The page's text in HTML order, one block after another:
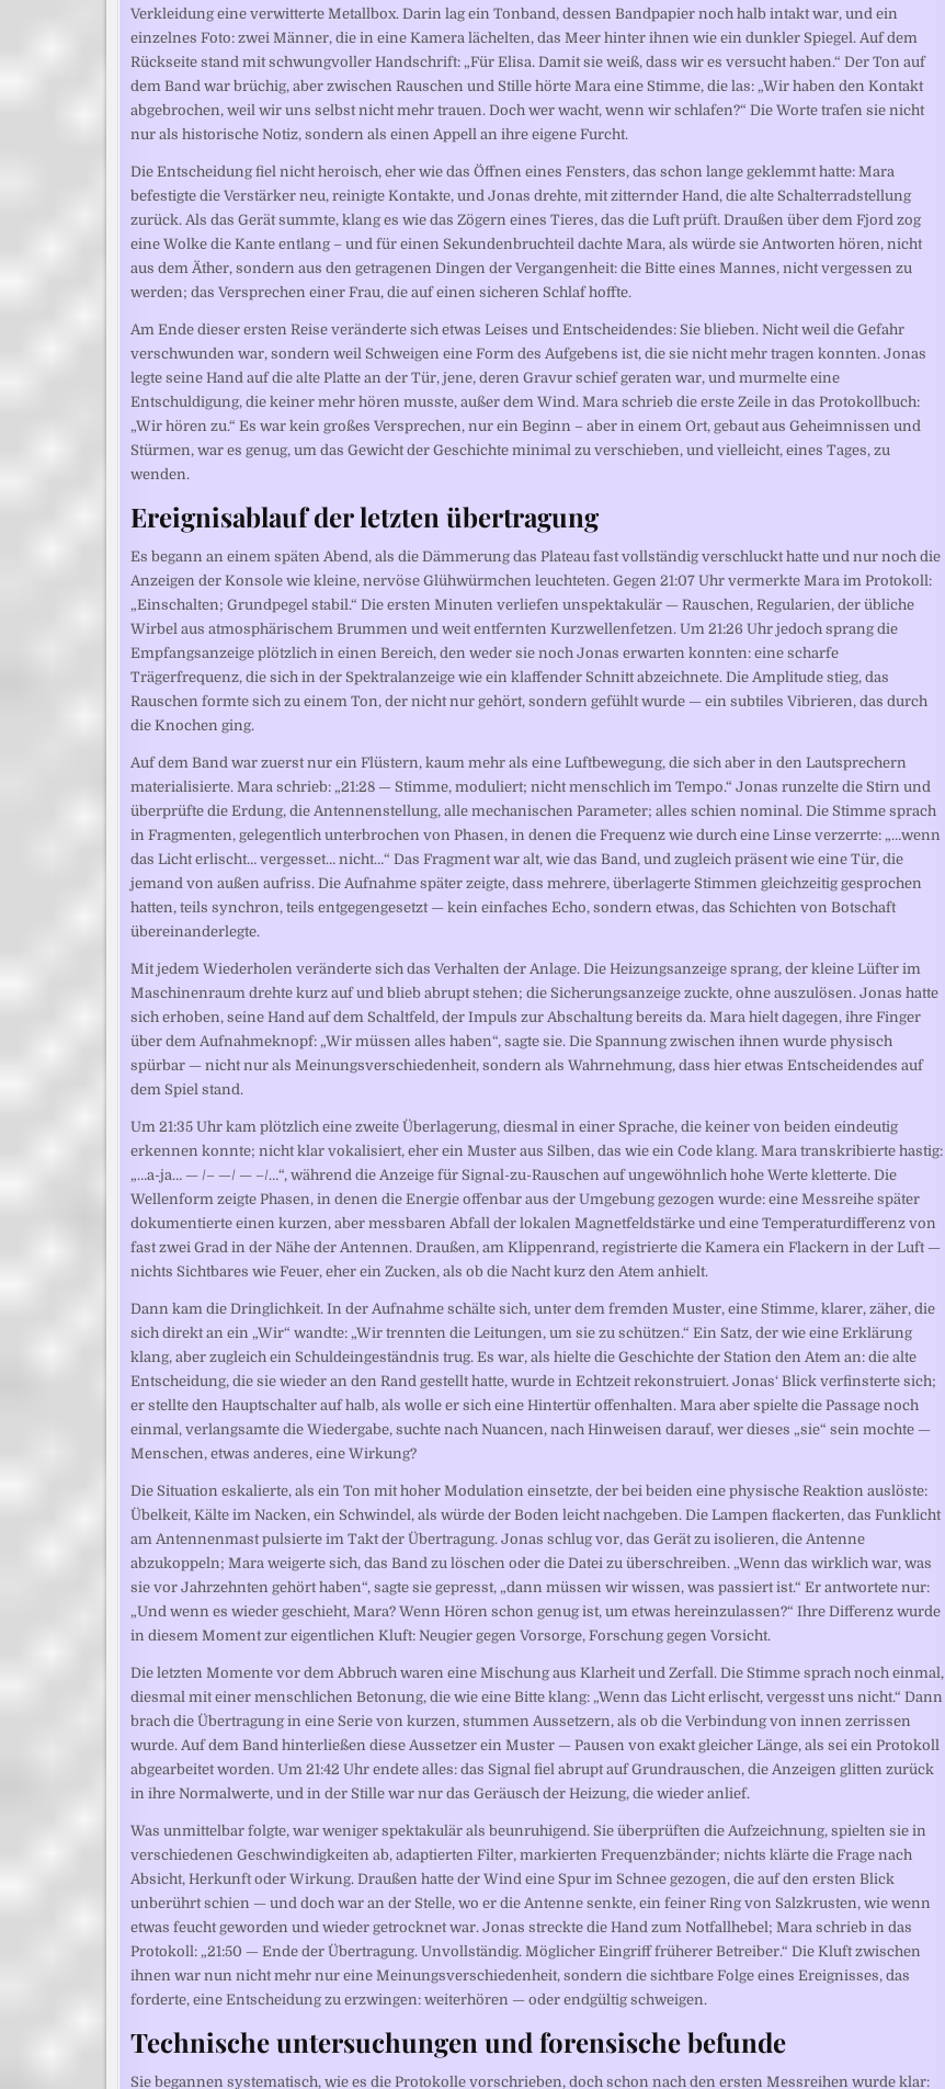
Verkleidung eine verwitterte Metallbox. Darin lag ein Tonband, dessen Bandpapier noch halb intakt war, und ein
einzelnes Foto: zwei Männer, die in eine Kamera lächelten, das Meer hinter ihnen wie ein dunkler Spiegel. Auf dem
Rückseite stand mit schwungvoller Handschrift: „Für Elisa. Damit sie weiß, dass wir es versucht haben.“ Der Ton auf
dem Band war brüchig, aber zwischen Rauschen und Stille hörte Mara eine Stimme, die las: „Wir haben den Kontakt
abgebrochen, weil wir uns selbst nicht mehr trauen. Doch wer wacht, wenn wir schlafen?“ Die Worte trafen sie nicht
nur als historische Notiz, sondern als einen Appell an ihre eigene Furcht.
Die Entscheidung fiel nicht heroisch, eher wie das Öffnen eines Fensters, das schon lange geklemmt hatte: Mara
befestigte die Verstärker neu, reinigte Kontakte, und Jonas drehte, mit zitternder Hand, die alte Schalterradstellung
zurück. Als das Gerät summte, klang es wie das Zögern eines Tieres, das die Luft prüft. Draußen über dem Fjord zog
eine Wolke die Kante entlang – und für einen Sekundenbruchteil dachte Mara, als würde sie Antworten hören, nicht
aus dem Äther, sondern aus den getragenen Dingen der Vergangenheit: die Bitte eines Mannes, nicht vergessen zu
werden; das Versprechen einer Frau, die auf einen sicheren Schlaf hoffte.
Am Ende dieser ersten Reise veränderte sich etwas Leises und Entscheidendes: Sie blieben. Nicht weil die Gefahr
verschwunden war, sondern weil Schweigen eine Form des Aufgebens ist, die sie nicht mehr tragen konnten. Jonas
legte seine Hand auf die alte Platte an der Tür, jene, deren Gravur schief geraten war, und murmelte eine
Entschuldigung, die keiner mehr hören musste, außer dem Wind. Mara schrieb die erste Zeile in das Protokollbuch:
„Wir hören zu.“ Es war kein großes Versprechen, nur ein Beginn – aber in einem Ort, gebaut aus Geheimnissen und
Stürmen, war es genug, um das Gewicht der Geschichte minimal zu verschieben, und vielleicht, eines Tages, zu
wenden.
Ereignisablauf der letzten übertragung
Es begann an einem späten Abend, als die Dämmerung das Plateau fast vollständig verschluckt hatte und nur noch die
Anzeigen der Konsole wie kleine, nervöse Glühwürmchen leuchteten. Gegen 21:07 Uhr vermerkte Mara im Protokoll:
„Einschalten; Grundpegel stabil.“ Die ersten Minuten verliefen unspektakulär — Rauschen, Regularien, der übliche
Wirbel aus atmosphärischem Brummen und weit entfernten Kurzwellenfetzen. Um 21:26 Uhr jedoch sprang die
Empfangsanzeige plötzlich in einen Bereich, den weder sie noch Jonas erwarten konnten: eine scharfe
Trägerfrequenz, die sich in der Spektralanzeige wie ein klaffender Schnitt abzeichnete. Die Amplitude stieg, das
Rauschen formte sich zu einem Ton, der nicht nur gehört, sondern gefühlt wurde — ein subtiles Vibrieren, das durch
die Knochen ging.
Auf dem Band war zuerst nur ein Flüstern, kaum mehr als eine Luftbewegung, die sich aber in den Lautsprechern
materialisierte. Mara schrieb: „21:28 — Stimme, moduliert; nicht menschlich im Tempo.“ Jonas runzelte die Stirn und
überprüfte die Erdung, die Antennenstellung, alle mechanischen Parameter; alles schien nominal. Die Stimme sprach
in Fragmenten, gelegentlich unterbrochen von Phasen, in denen die Frequenz wie durch eine Linse verzerrte: „…wenn
das Licht erlischt… vergesset… nicht…“ Das Fragment war alt, wie das Band, und zugleich präsent wie eine Tür, die
jemand von außen aufriss. Die Aufnahme später zeigte, dass mehrere, überlagerte Stimmen gleichzeitig gesprochen
hatten, teils synchron, teils entgegengesetzt — kein einfaches Echo, sondern etwas, das Schichten von Botschaft
übereinanderlegte.
Mit jedem Wiederholen veränderte sich das Verhalten der Anlage. Die Heizungsanzeige sprang, der kleine Lüfter im
Maschinenraum drehte kurz auf und blieb abrupt stehen; die Sicherungsanzeige zuckte, ohne auszulösen. Jonas hatte
sich erhoben, seine Hand auf dem Schaltfeld, der Impuls zur Abschaltung bereits da. Mara hielt dagegen, ihre Finger
über dem Aufnahmeknopf: „Wir müssen alles haben“, sagte sie. Die Spannung zwischen ihnen wurde physisch
spürbar — nicht nur als Meinungsverschiedenheit, sondern als Wahrnehmung, dass hier etwas Entscheidendes auf
dem Spiel stand.
Um 21:35 Uhr kam plötzlich eine zweite Überlagerung, diesmal in einer Sprache, die keiner von beiden eindeutig
erkennen konnte; nicht klar vokalisiert, eher ein Muster aus Silben, das wie ein Code klang. Mara transkribierte hastig:
„…a-ja… — /– —/ — –/…“, während die Anzeige für Signal-zu-Rauschen auf ungewöhnlich hohe Werte kletterte. Die
Wellenform zeigte Phasen, in denen die Energie offenbar aus der Umgebung gezogen wurde: eine Messreihe später
dokumentierte einen kurzen, aber messbaren Abfall der lokalen Magnetfeldstärke und eine Temperaturdifferenz von
fast zwei Grad in der Nähe der Antennen. Draußen, am Klippenrand, registrierte die Kamera ein Flackern in der Luft —
nichts Sichtbares wie Feuer, eher ein Zucken, als ob die Nacht kurz den Atem anhielt.
Dann kam die Dringlichkeit. In der Aufnahme schälte sich, unter dem fremden Muster, eine Stimme, klarer, zäher, die
sich direkt an ein „Wir“ wandte: „Wir trennten die Leitungen, um sie zu schützen.“ Ein Satz, der wie eine Erklärung
klang, aber zugleich ein Schuldeingeständnis trug. Es war, als hielte die Geschichte der Station den Atem an: die alte
Entscheidung, die sie wieder an den Rand gestellt hatte, wurde in Echtzeit rekonstruiert. Jonas‘ Blick verfinsterte sich;
er stellte den Hauptschalter auf halb, als wolle er sich eine Hintertür offenhalten. Mara aber spielte die Passage noch
einmal, verlangsamte die Wiedergabe, suchte nach Nuancen, nach Hinweisen darauf, wer dieses „sie“ sein mochte —
Menschen, etwas anderes, eine Wirkung?
Die Situation eskalierte, als ein Ton mit hoher Modulation einsetzte, der bei beiden eine physische Reaktion auslöste:
Übelkeit, Kälte im Nacken, ein Schwindel, als würde der Boden leicht nachgeben. Die Lampen flackerten, das Funklicht
am Antennenmast pulsierte im Takt der Übertragung. Jonas schlug vor, das Gerät zu isolieren, die Antenne
abzukoppeln; Mara weigerte sich, das Band zu löschen oder die Datei zu überschreiben. „Wenn das wirklich war, was
sie vor Jahrzehnten gehört haben“, sagte sie gepresst, „dann müssen wir wissen, was passiert ist.“ Er antwortete nur:
„Und wenn es wieder geschieht, Mara? Wenn Hören schon genug ist, um etwas hereinzulassen?“ Ihre Differenz wurde
in diesem Moment zur eigentlichen Kluft: Neugier gegen Vorsorge, Forschung gegen Vorsicht.
Die letzten Momente vor dem Abbruch waren eine Mischung aus Klarheit und Zerfall. Die Stimme sprach noch einmal,
diesmal mit einer menschlichen Betonung, die wie eine Bitte klang: „Wenn das Licht erlischt, vergesst uns nicht.“ Dann
brach die Übertragung in eine Serie von kurzen, stummen Aussetzern, als ob die Verbindung von innen zerrissen
wurde. Auf dem Band hinterließen diese Aussetzer ein Muster — Pausen von exakt gleicher Länge, als sei ein Protokoll
abgearbeitet worden. Um 21:42 Uhr endete alles: das Signal fiel abrupt auf Grundrauschen, die Anzeigen glitten zurück
in ihre Normalwerte, und in der Stille war nur das Geräusch der Heizung, die wieder anlief.
Was unmittelbar folgte, war weniger spektakulär als beunruhigend. Sie überprüften die Aufzeichnung, spielten sie in
verschiedenen Geschwindigkeiten ab, adaptierten Filter, markierten Frequenzbänder; nichts klärte die Frage nach
Absicht, Herkunft oder Wirkung. Draußen hatte der Wind eine Spur im Schnee gezogen, die auf den ersten Blick
unberührt schien — und doch war an der Stelle, wo er die Antenne senkte, ein feiner Ring von Salzkrusten, wie wenn
etwas feucht geworden und wieder getrocknet war. Jonas streckte die Hand zum Notfallhebel; Mara schrieb in das
Protokoll: „21:50 — Ende der Übertragung. Unvollständig. Möglicher Eingriff früherer Betreiber.“ Die Kluft zwischen
ihnen war nun nicht mehr nur eine Meinungsverschiedenheit, sondern die sichtbare Folge eines Ereignisses, das
forderte, eine Entscheidung zu erzwingen: weiterhören — oder endgültig schweigen.
Technische untersuchungen und forensische befunde
Sie begannen systematisch, wie es die Protokolle vorschrieben, doch schon nach den ersten Messreihen wurde klar: